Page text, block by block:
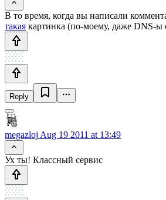
В то время, когда вы написали
такая картинка (по-моему, даже DNS-ы
Reply
megazloj Aug 19 2011 at 13:49
Ух ты! Классный сервис